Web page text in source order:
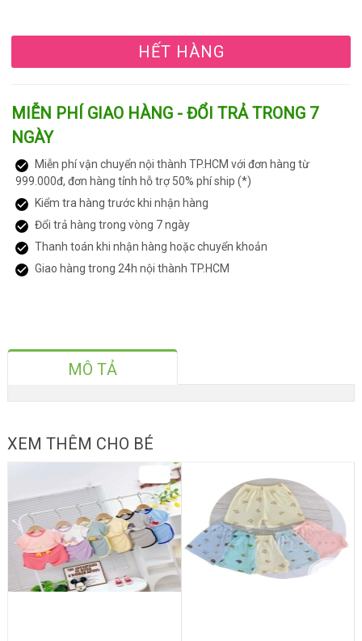
HẾT HÀNG
MIỄN PHÍ GIAO HÀNG - ĐỔI TRẢ TRONG 7
NGÀY
Miễn phí vận chuyển nội thành TP.HCM với đơn hàng từ
999.000đ, đơn hàng tỉnh hỗ trợ 50% phí ship (*)
Kiểm tra hàng trước khi nhận hàng
Đổi trả hàng trong vòng 7 ngày
Thanh toán khi nhận hàng hoặc chuyển khoản
Giao hàng trong 24h nội thành TP.HCM
MÔ TẢ
XEM THÊM CHO BÉ